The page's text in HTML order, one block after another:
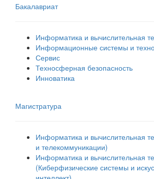
Бакалавриат
Информатика и вычислительная
Информационные системы и
Сервис
Техносферная безопасность
Инноватика
Магистратура
Информатика и вычислительная
и телекоммуникации)
Информатика и вычислительная
(Киберфизические системы и